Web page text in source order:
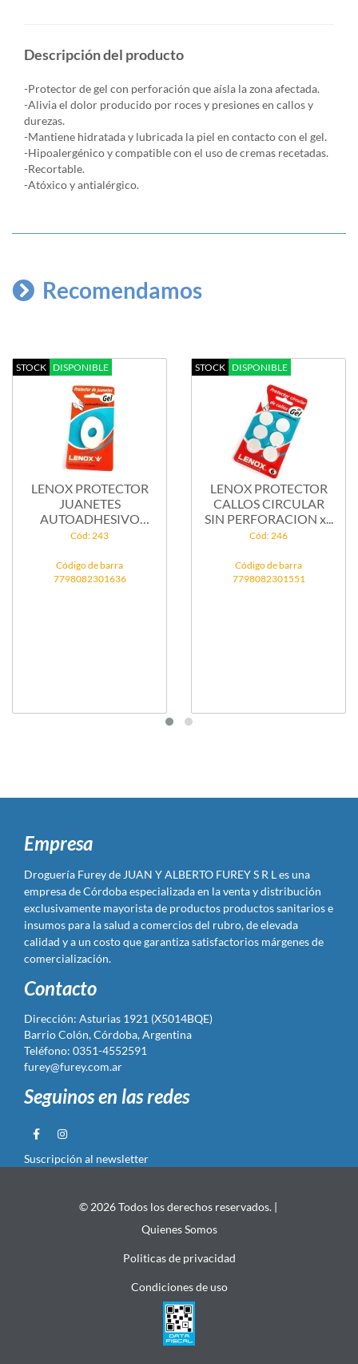
Descripción del producto
-Protector de gel con perforación que aísla la zona afectada.
-Alivia el dolor producido por roces y presiones en callos y
durezas.
-Mantiene hidratada y lubricada la piel en contacto con el gel.
-Hipoalergénico y compatible con el uso de cremas recetadas.
-Recortable.
-Atóxico y antialérgico.
Recomendamos
STOCK DISPONIBLE
LENOX PROTECTOR
JUANETES
AUTOADHESIVO
OVAL x 2 u ...
Cód: 243
Código de barra
7798082301636
STOCK DISPONIBLE
LENOX PROTECTOR
CALLOS CIRCULAR
SIN PERFORACION x...
Cód: 246
Código de barra
7798082301551
Empresa
Droguería Furey de JUAN Y ALBERTO FUREY S R L es una
empresa de Córdoba especializada en la venta y distribución
exclusivamente mayorista de productos productos sanitarios e
insumos para la salud a comercios del rubro, de elevada
calidad y a un costo que garantiza satisfactorios márgenes de
comercialización.
Contacto
Dirección: Asturias 1921 (X5014BQE)
Barrio Colón, Córdoba, Argentina
Teléfono: 0351-4552591
furey@furey.com.ar
Seguinos en las redes
Suscripción al newsletter
© 2026 Todos los derechos reservados. |
Quienes Somos
Politicas de privacidad
Condiciones de uso